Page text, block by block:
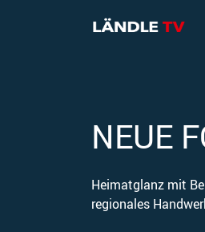
NEUE
Heimatglanz mit
regionales